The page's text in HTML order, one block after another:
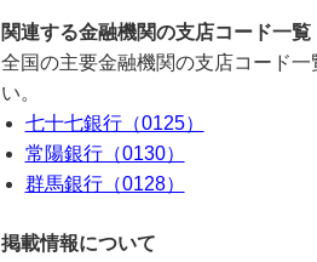
関連する金融機関の支店コード一覧
全国の主要金融機関の支店コード
い。
七十七銀行（0125）
常陽銀行（0130）
群馬銀行（0128）
掲載情報について